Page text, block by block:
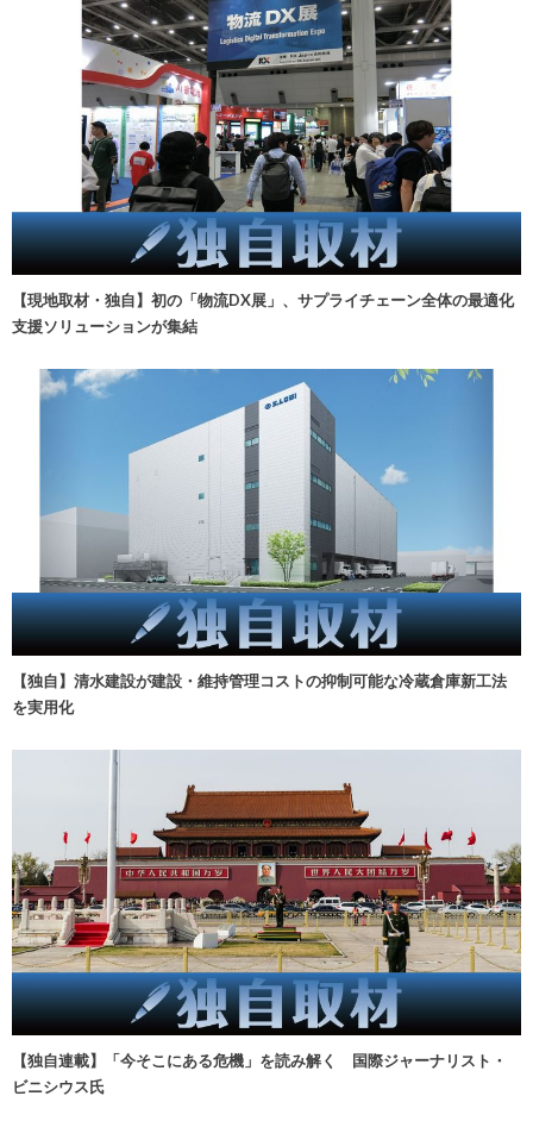
【現地取材・独自】初の「物流DX展」、サプライチェーン全体の最適化
支援ソリューションが集結
【独自】清水建設が建設・維持管理コストの抑制可能な冷蔵倉庫新工法
を実用化
【独自連載】「今そこにある危機」を読み解く 国際ジャーナリスト・
ビニシウス氏